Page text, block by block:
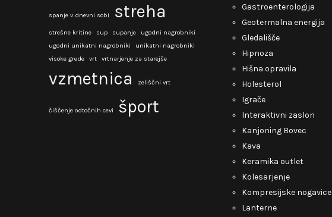
spanje v dnevni sobi streha
strešne kritine sup supanje
ugodni nagrobniki
ugodni unikatni nagrobniki
unikatni nagrobniki
visoke grede
vrt vrtnarjenje za starejše
vzmetnica zeliščni vrt
čiščenje odtočnih cevi šport
Gastroenterologija
Geotermalna energija
Gledališče
Hipnoza
Hišna opravila
Holesterol
Igrače
Interaktivni zaslon
Kanjoning Bovec
Kava
Keramika outlet
Kolesarjenje
Kompresijske nogavice
Lanterne